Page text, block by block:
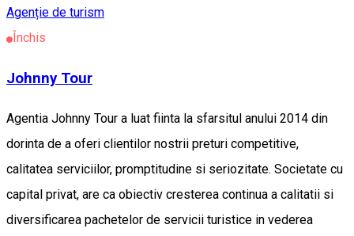
Agenție de turism
Închis
Johnny Tour
Agentia Johnny Tour a luat fiinta la sfarsitul anului 2014 din
dorinta de a oferi clientilor nostrii preturi competitive,
calitatea serviciilor, promptitudine si seriozitate. Societate cu
capital privat, are ca obiectiv cresterea continua a calitatii si
diversificarea pachetelor de servicii turistice in vederea